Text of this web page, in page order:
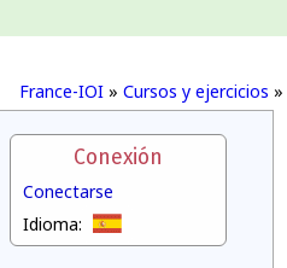
France-IOI » Cursos y ejercicios »
Conexión
Conectarse
Idioma: